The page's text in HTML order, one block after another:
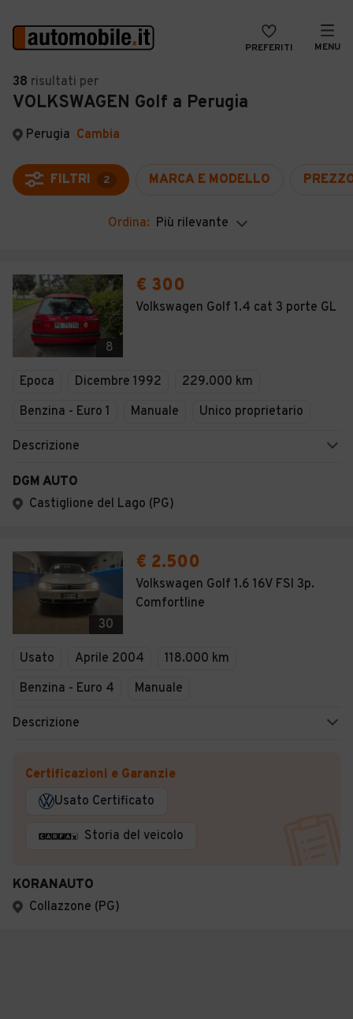
PREFERITI MENU
Auto
Auto usate
Auto Km 0
Auto Nuove
Noleggio a lungo termine
Moto
Camper
Veicoli Commerciali
VENDI
MAGAZINE
ACCEDI
38 risultati per
VOLKSWAGEN Golf a Perugia
Perugia Cambia
FILTRI 2 MARCA E MODELLO
Ordina: Più rilevante
8
€ 300
Volkswagen Golf 1.4 cat 3 porte GL
Epoca Dicembre 1992
229.000 km
Benzina - Euro 1
Manuale Unico proprietario
Descrizione
DGM AUTO
Castiglione del Lago (PG)
30
€ 2.500
Volkswagen Golf 1.6 16V FSI 3p.
Comfortline
Usato Aprile 2004
118.000 km
Benzina - Euro 4
Manuale
Descrizione
Certificazioni e Garanzie
Usato Certificato
Storia del veicolo
KORANAUTO
Collazzone (PG)